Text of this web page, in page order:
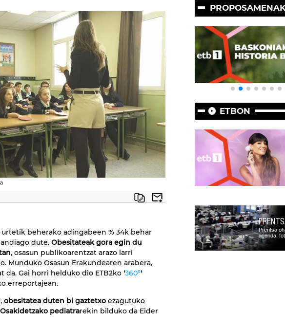
urtetik beherako adingabeen % 34k behar
dute. Obesitateak gora egin du
, osasun publikoarentzat arazo larri
Munduko Osasun Erakundearen arabera,
da. Gai horri helduko dio ETB2ko '360º'
erreportajean.
obesitatea duten bi gaztetxo ezagutuko
pediatrarekin bilduko da Eider
ETBON
Prentsa
agenda,